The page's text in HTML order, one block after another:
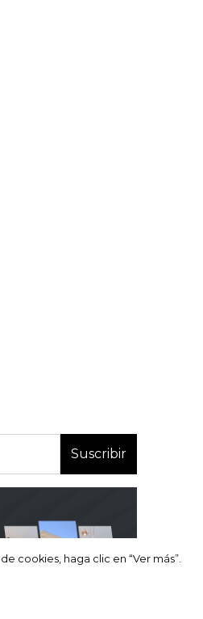
cookies, haga clic en “Ver más”.
Suscribir
cookies, haga clic en “Ver más”.